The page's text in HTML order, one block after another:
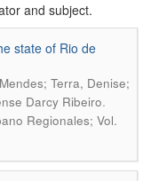
and subject.
state of Rio de
Terra, Denise;
Darcy Ribeiro.
Regionales; Vol.